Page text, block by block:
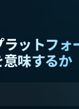
ラットフォ
意味するか